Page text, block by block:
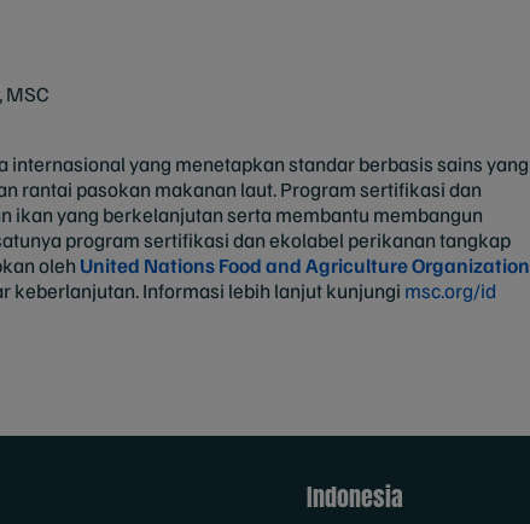
MSC
internasional yang menetapkan standar berbasis sains yang
rantai pasokan makanan laut. Program sertifikasi dan
ikan yang berkelanjutan serta membantu membangun
program sertifikasi dan ekolabel perikanan tangkap
oleh United Nations Food and Agriculture Organization
keberlanjutan. Informasi lebih lanjut kunjungi msc.org/id
Indonesia